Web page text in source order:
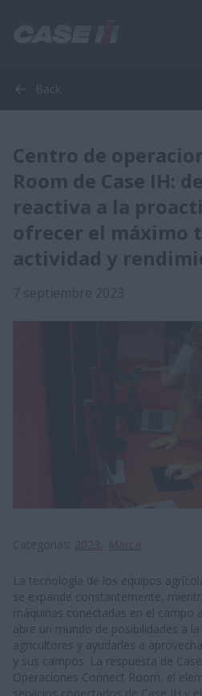
Back
Centro de
Room de Case IH:
reactiva a la
ofrecer el máximo
actividad y
La tecnología de los equipos
se expande constantemente,
máquinas conectadas en el campo
abre un mundo de posibilidades a
agricultores y ayudarles a
y sus campos. La respuesta de
Operaciones Connect Room, el